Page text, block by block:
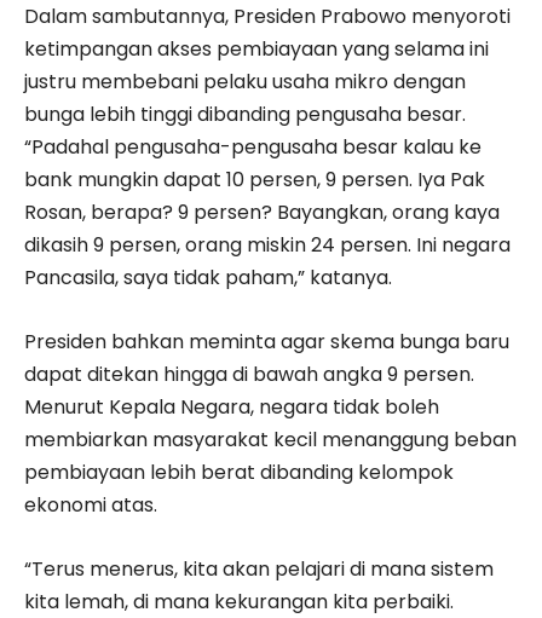
Dalam sambutannya, Presiden Prabowo menyoroti
ketimpangan akses pembiayaan yang selama ini
justru membebani pelaku usaha mikro dengan
bunga lebih tinggi dibanding pengusaha besar.
“Padahal pengusaha-pengusaha besar kalau ke
bank mungkin dapat 10 persen, 9 persen. Iya Pak
Rosan, berapa? 9 persen? Bayangkan, orang kaya
dikasih 9 persen, orang miskin 24 persen. Ini negara
Pancasila, saya tidak paham,” katanya.
Presiden bahkan meminta agar skema bunga baru
dapat ditekan hingga di bawah angka 9 persen.
Menurut Kepala Negara, negara tidak boleh
membiarkan masyarakat kecil menanggung beban
pembiayaan lebih berat dibanding kelompok
ekonomi atas.
“Terus menerus, kita akan pelajari di mana sistem
kita lemah, di mana kekurangan kita perbaiki.